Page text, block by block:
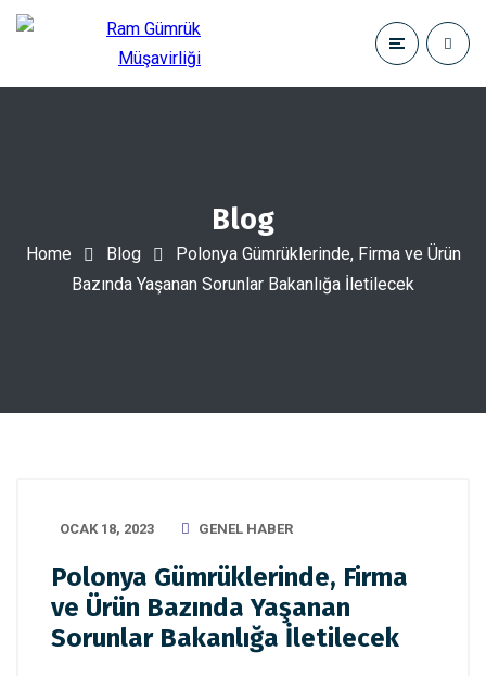
Blog
Home Blog
Polonya Gümrüklerinde, Firma ve Ürün
Bazında Yaşanan Sorunlar Bakanlığa İletilecek
OCAK 18, 2023 GENEL HABER
Polonya Gümrüklerinde, Firma
ve Ürün Bazında Yaşanan
Sorunlar Bakanlığa İletilecek